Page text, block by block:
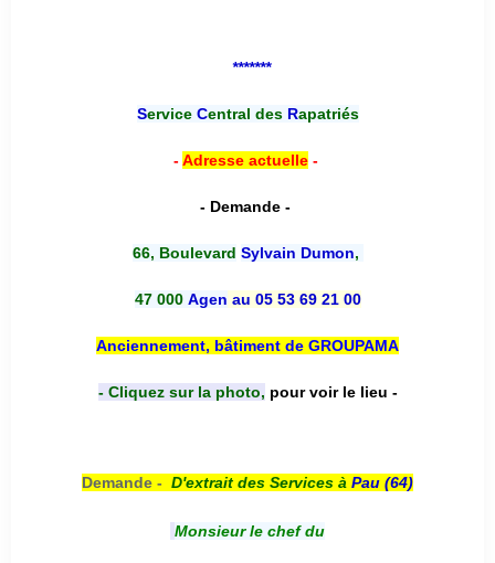
*******
Service Central desRapatriés
-Adresse actuelle-
- Demande -
66, Boulevard Sylvain Dumon,
47 000 Agen au 05 53 69 21 00
Anciennement, bâtiment de GROUPAMA
- Cliquez sur la photo, pour voir le lieu -
Demande - D'extrait des Services à Pau (64)
Monsieur le chef du